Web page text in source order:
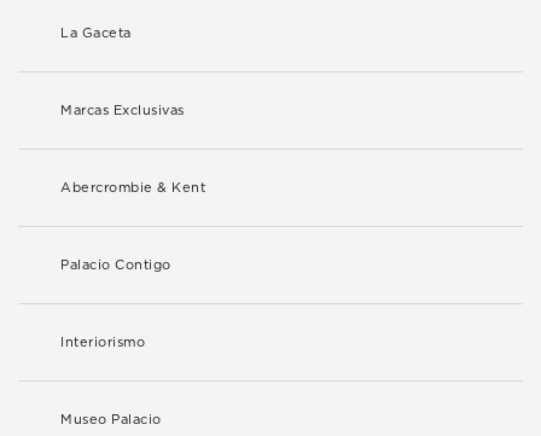
La Gaceta
Marcas Exclusivas
Abercrombie & Kent
Palacio Contigo
Interiorismo
Museo Palacio